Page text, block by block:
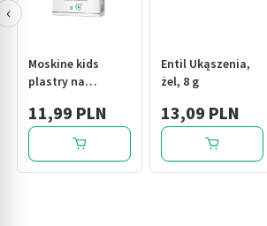
Moskine kids
plastry na
aplikatorem, 30
szt.
11,99 PLN
Entil Ukąszenia,
żel, 8 g
13,09 PLN
‹